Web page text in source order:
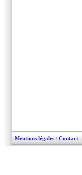
Mentions légales / Contact